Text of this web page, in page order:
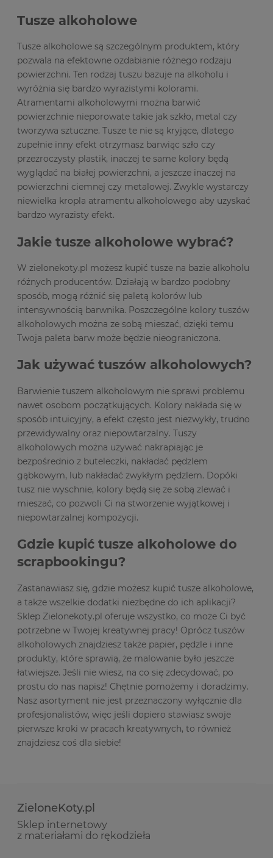
Tusze alkoholowe
Tusze alkoholowe są szczególnym produktem, który
pozwala na efektowne ozdabianie różnego rodzaju
powierzchni. Ten rodzaj tuszu bazuje na alkoholu i
wyróżnia się bardzo wyrazistymi kolorami.
Atramentami alkoholowymi można barwić
powierzchnie nieporowate takie jak szkło, metal czy
tworzywa sztuczne. Tusze te nie są kryjące, dlatego
zupełnie inny efekt otrzymasz barwiąc szło czy
przezroczysty plastik, inaczej te same kolory będą
wyglądać na białej powierzchni, a jeszcze inaczej na
powierzchni ciemnej czy metalowej. Zwykle wystarczy
niewielka kropla atramentu alkoholowego aby uzyskać
bardzo wyrazisty efekt.
Jakie tusze alkoholowe wybrać?
W zielonekoty.pl możesz kupić tusze na bazie alkoholu
różnych producentów. Działają w bardzo podobny
sposób, mogą różnić się paletą kolorów lub
intensywnością barwnika. Poszczególne kolory tuszów
alkoholowych można ze sobą mieszać, dzięki temu
Twoja paleta barw może będzie nieograniczona.
Jak używać tuszów alkoholowych?
Barwienie tuszem alkoholowym nie sprawi problemu
nawet osobom początkujących. Kolory nakłada się w
sposób intuicyjny, a efekt często jest niezwykły, trudno
przewidywalny oraz niepowtarzalny. Tuszy
alkoholowych można używać nakrapiając je
bezpośrednio z buteleczki, nakładać pędzlem
gąbkowym, lub nakładać zwykłym pędzlem. Dopóki
tusz nie wyschnie, kolory będą się ze sobą zlewać i
mieszać, co pozwoli Ci na stworzenie wyjątkowej i
niepowtarzalnej kompozycji.
Gdzie kupić tusze alkoholowe do
scrapbookingu?
Zastanawiasz się, gdzie możesz kupić tusze alkoholowe,
a także wszelkie dodatki niezbędne do ich aplikacji?
Sklep Zielonekoty.pl oferuje wszystko, co może Ci być
potrzebne w Twojej kreatywnej pracy! Oprócz tuszów
alkoholowych znajdziesz także papier, pędzle i inne
produkty, które sprawią, że malowanie było jeszcze
łatwiejsze. Jeśli nie wiesz, na co się zdecydować, po
prostu do nas napisz! Chętnie pomożemy i doradzimy.
Nasz asortyment nie jest przeznaczony wyłącznie dla
profesjonalistów, więc jeśli dopiero stawiasz swoje
pierwsze kroki w pracach kreatywnych, to również
znajdziesz coś dla siebie!
ZieloneKoty.pl
Sklep internetowy
z materiałami do rękodzieła